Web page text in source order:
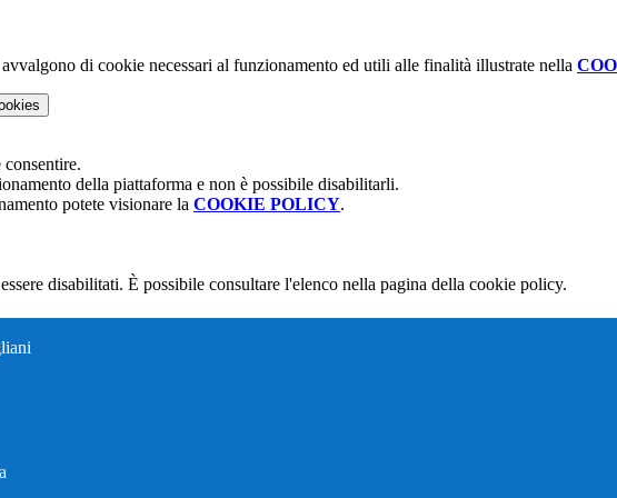
di cookie necessari al funzionamento ed utili alle finalità illustrate nella
della piattaforma e non è possibile disabilitarli.
potete visionare la COOKIE POLICY.
disabilitati. È possibile consultare l'elenco nella pagina della cookie policy.